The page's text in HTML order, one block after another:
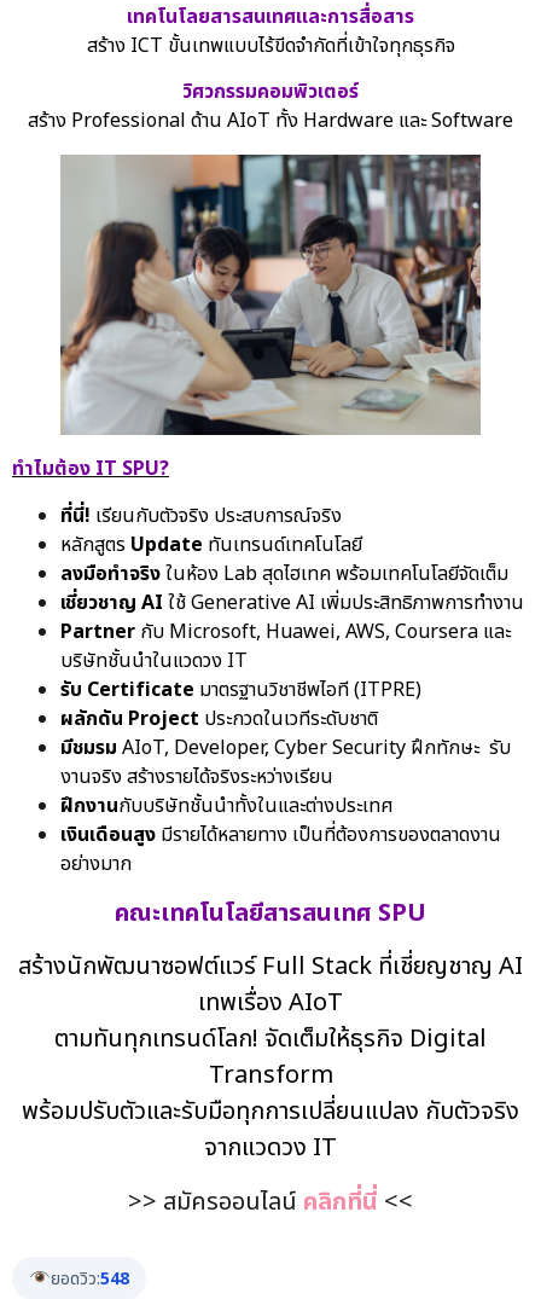
เทคโนโลยสารสนเทศและการสื่อสาร
สร้าง ICT ขั้นเทพแบบไร้ขีดจำกัดที่เข้าใจทุกธุรกิจ
วิศวกรรมคอมพิวเตอร์
สร้าง Professional ด้าน AIoT ทั้ง Hardware และ Software
ทำไมต้อง IT SPU?
ที่นี่! เรียนกับตัวจริง ประสบการณ์จริง
หลักสูตร Update ทันเทรนด์เทคโนโลยี
ลงมือทำจริงในห้อง Lab สุดไฮเทค พร้อมเทคโนโลยีจัดเต็ม
เชี่ยวชาญ AI ใช้ Generative AI เพิ่มประสิทธิภาพการทำงาน
Partner กับ Microsoft, Huawei, AWS, Coursera และ
บริษัทชั้นนำในแวดวง IT
รับ Certificate มาตรฐานวิชาชีพไอที (ITPRE)
ผลักดัน Project ประกวดในเวทีระดับชาติ
มีชมรม AIoT, Developer, Cyber Security ฝึกทักษะ รับ
งานจริง สร้างรายได้จริงระหว่างเรียน
ฝึกงานกับบริษัทชั้นนำทั้งในและต่างประเทศ
เงินเดือนสูง มีรายได้หลายทาง เป็นที่ต้องการของตลาดงาน
อย่างมาก
คณะเทคโนโลยีสารสนเทศ SPU
สร้างนักพัฒนาซอฟต์แวร์ Full Stack ที่เชี่ยญชาญ AI
เทพเรื่อง AIoT
ตามทันทุกเทรนด์โลก! จัดเต็มให้ธุรกิจ Digital
Transform
พร้อมปรับตัวและรับมือทุกการเปลี่ยนแปลง กับตัวจริง
จากแวดวง IT
>> สมัครออนไลน์ คลิกที่นี่ <<
ยอดวิว:548